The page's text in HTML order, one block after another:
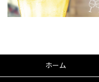
ホーム